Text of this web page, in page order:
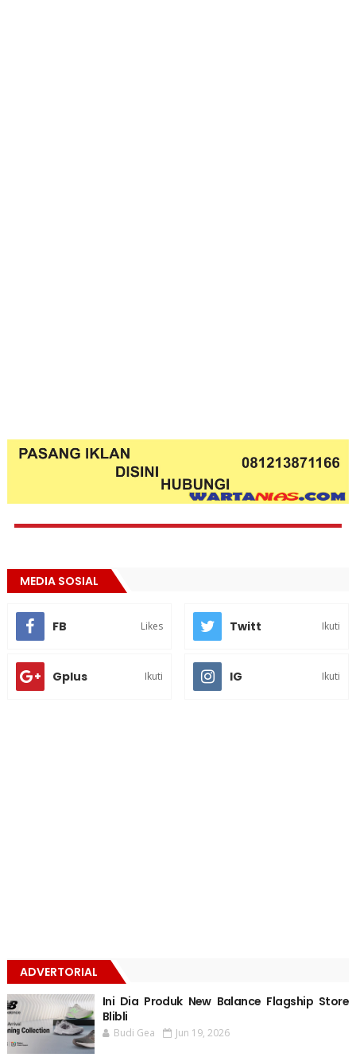
MEDIA SOSIAL
FB Likes Twitt Ikuti
Gplus Ikuti IG Ikuti
ADVERTORIAL
Ini Dia Produk New Balance Flagship Store
Blibli
Budi Gea Jun 19, 2026